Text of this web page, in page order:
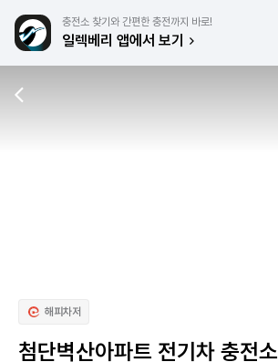
충전소 찾기와 간편한 충전까지 바로!
일렉베리 앱에서 보기
해피차저
첨단벽산아파트 전기차 충전소